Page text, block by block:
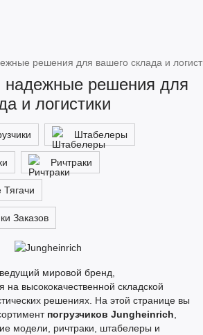
решения для вашего склада и
надежные решения для
и логистики
Штабелеры
Ричтраки
Тягачи
Заказов
мировой бренд,
высококачественной складской
решениях. На этой странице вы
погрузчиков Jungheinrich,
модели, ричтраки, штабелеры и